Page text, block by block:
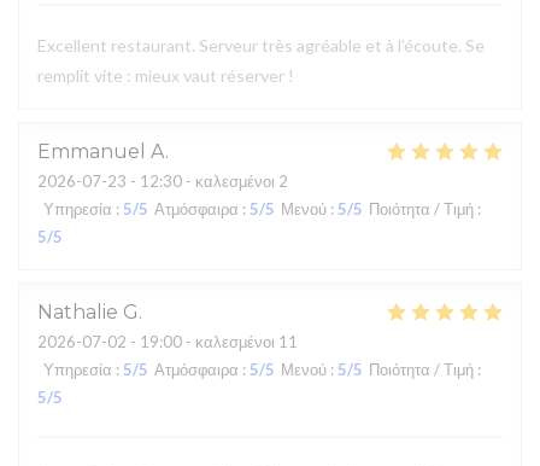
Excellent restaurant. Serveur très agréable et à l'écoute. Se
remplit vite : mieux vaut réserver !
Emmanuel A
2026-07-23 - 12:30 - καλεσμένοι 2
Υπηρεσία : 5/5 Ατμόσφαιρα : 5/5 Μενού : 5/5 Ποιότητα / Τιμή :
5/5
Nathalie G
2026-07-02 - 19:00 - καλεσμένοι 11
Υπηρεσία : 5/5 Ατμόσφαιρα : 5/5 Μενού : 5/5 Ποιότητα / Τιμή :
5/5